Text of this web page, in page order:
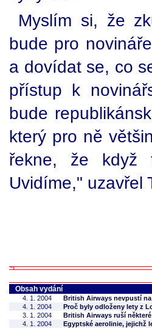
Myslím si, že
bude pro
a dovídat se, co
přístup k
bude
který pro ně
řekne, že když
Uvidíme," uzavřel
Obsah vydání
4. 1. 2004
British Airways nevpustí
4. 1. 2004
Proč byly odloženy lety z
3. 1. 2004
British Airways ruší
4. 1. 2004
Egyptské aerolinie, jejichž